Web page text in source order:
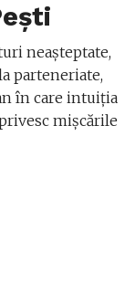
neașteptate,
parteneriate,
în care intuiția
mișcările